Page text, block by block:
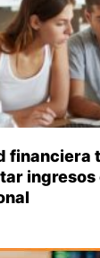
financiera
ingresos